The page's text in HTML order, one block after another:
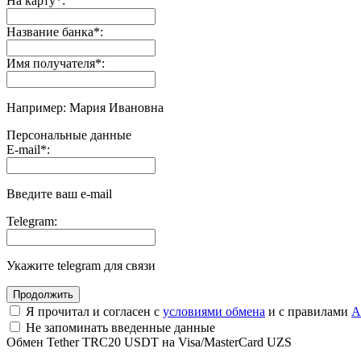
Название банка*:
Имя получателя*:
Например: Мария Ивановна
Персональные данные
E-mail*:
Введите ваш e-mail
Telegram:
Укажите telegram для связи
Я прочитал и согласен с условиями обмена и с правилами
Не запоминать введенные данные
Обмен Tether TRC20 USDT на Visa/MasterCard UZS